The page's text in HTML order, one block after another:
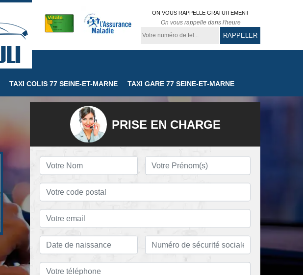
ON VOUS RAPPELLE GRATUITEMENT
On vous rappelle dans l'heure
TAXI COLIS 77 SEINE-ET-MARNE TAXI GARE 77 SEINE-ET-MARNE
Taxi conventionné
77 Seine-et-Marne
PRISE EN CHARGE